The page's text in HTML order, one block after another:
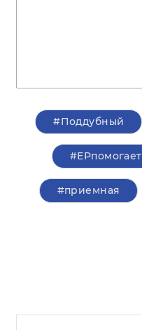
#Поддубный
#ЕРпомогает
#приемная